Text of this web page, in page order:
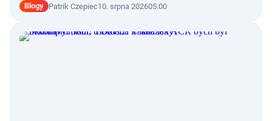
Blogy Patrik Czepiec10. srpna 202605:00